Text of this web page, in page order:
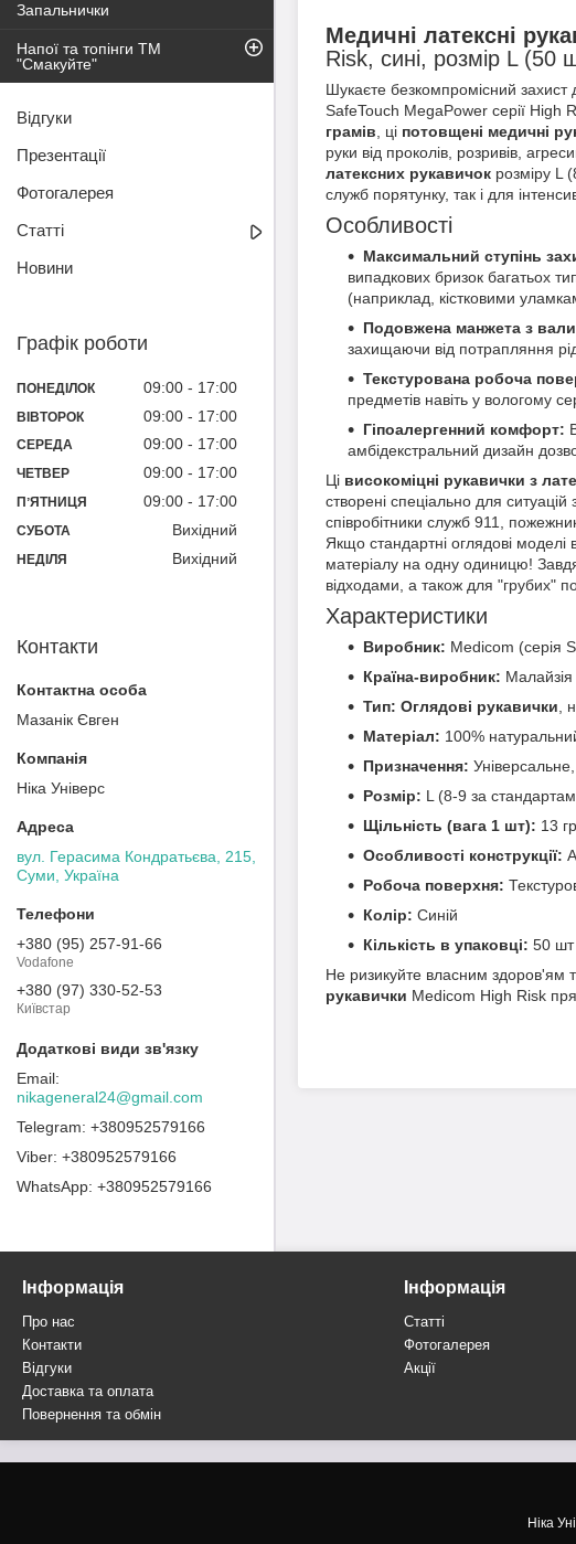
Медичні латексні
Risk, сині, розмір L (50
Шукаєте безкомпромісний захист
SafeTouch MegaPower серії High
грамів , ці потовщені медичні
руки від проколів, розривів,
латексних рукавичок розміру L
служб порятунку, так і для
Особливості
Максимальний ступінь
випадкових бризок багатьох
(наприклад, кістковими
Подовжена манжета з
захищаючи від потрапляння
Текстурована робоча
предметів навіть у вологому
Гіпоалергенний комфорт:
амбідекстральний дизайн
Ці високоміцні рукавички з
створені спеціально для
співробітники служб 911,
Якщо стандартні оглядові моделі
матеріалу на одну одиницю!
відходами, а також для "грубих"
Характеристики
Виробник: Medicom (серія
Країна-виробник: Малайзія
Тип: Оглядові рукавички ,
Матеріал: 100%
Призначення:
Розмір: L (8-9 за
Щільність (вага 1 шт): 13
Особливості конструкції:
Робоча поверхня:
Колір: Синій
Кількість в упаковці: 50
Не ризикуйте власним здоров'ям
рукавички Medicom High Risk
Запальнички
Напої та топінги ТМ
"Смакуйте"
Відгуки
Презентації
Фотогалерея
Статті
Новини
Графік роботи
ПОНЕДІЛОК 09:00 17:00
ВІВТОРОК 09:00 17:00
СЕРЕДА 09:00 17:00
ЧЕТВЕР 09:00 17:00
ПʼЯТНИЦЯ 09:00 17:00
СУБОТА Вихідний
НЕДІЛЯ Вихідний
Контакти
Мазанік Євген
Ніка Універс
вул. Герасима Кондратьєва, 215,
Суми, Україна
+380 (95) 257-91-66
Vodafone
+380 (97) 330-52-53
Київстар
nikageneral24@gmail.com
+380952579166
+380952579166
+380952579166
Інформація
Про нас
Контакти
Відгуки
Доставка та оплата
Повернення та обмін
Інформація
Статті
Фотогалерея
Акції